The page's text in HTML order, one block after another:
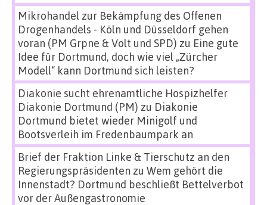
Mikrohandel zur Bekämpfung des Offenen
Drogenhandels - Köln und Düsseldorf gehen
voran (PM Grpne & Volt und SPD) zu Eine gute
Idee für Dortmund, doch wie viel „Zürcher
Modell“ kann Dortmund sich leisten?
Diakonie sucht ehrenamtliche Hospizhelfer
Diakonie Dortmund (PM) zu Diakonie
Dortmund bietet wieder Minigolf und
Bootsverleih im Fredenbaumpark an
Brief der Fraktion Linke & Tierschutz an den
Regierungspräsidenten zu Wem gehört die
Innenstadt? Dortmund beschließt Bettelverbot
vor der Außengastronomie